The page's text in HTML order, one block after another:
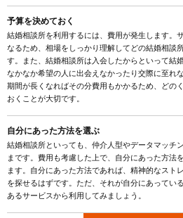
予算を決めておく
結婚相談所を利用するには、費用が発生します。
なるため、相場をしっかり理解してどの結婚相談
す。また、結婚相談所は入会したからといって結
なかなか希望の人に出会えなかったり交際に至れ
期間が長くなればその分費用もかかるため、どの
おくことが大切です。
自分にあった方法を選ぶ
結婚相談所といっても、仲介人型やデータマッチ
まです。費用も考慮した上で、自分にあった方法
ます。自分にあった方法であれば、精神的なスト
を探せるはずです。ただ、それが自分にあってい
あるサービスから利用してみましょう。